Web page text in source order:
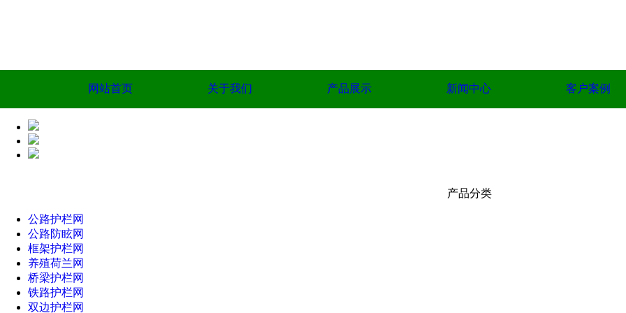
网站首页 关于我们 产品展示 新闻中心 客户案例
产品分类
公路护栏网
公路防眩网
框架护栏网
养殖荷兰网
桥梁护栏网
铁路护栏网
双边护栏网